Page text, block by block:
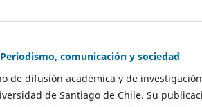
comunicación y sociedad
de difusión académica y de
de Santiago de Chile. Su